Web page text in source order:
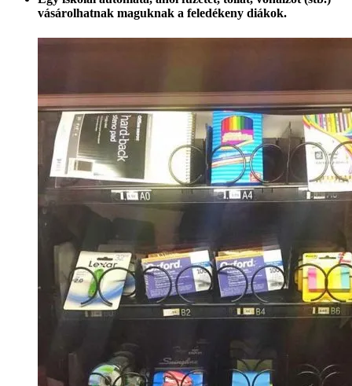
vásárolhatnak maguknak a feledékeny diákok.